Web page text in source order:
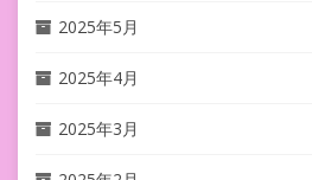
2025年5月
2025年4月
2025年3月